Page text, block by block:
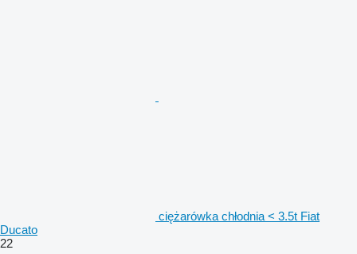
ciężarówka chłodnia < 3.5t Fiat
Ducato
22